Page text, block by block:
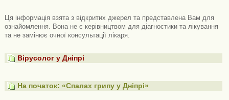
Ця інформація взята з відкритих джерел та представлена ​​Вам для
ознайомлення. Вона не є керівництвом для діагностики та лікування
та не замінює очної консультації лікаря.
Вірусолог у Дніпрі
На початок: «Спалах грипу у Дніпрі»